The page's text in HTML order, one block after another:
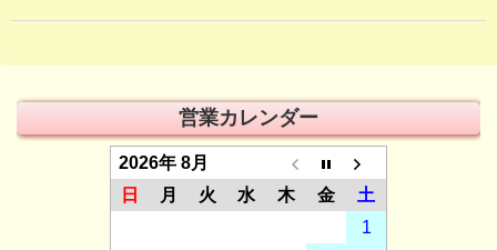
営業カレンダー
2026年 8月
日
月 火 水 木 金
土
1